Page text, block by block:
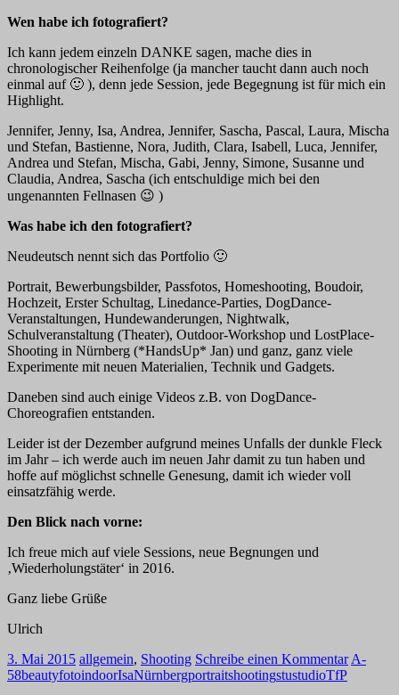
Wen habe ich fotografiert?
Ich kann jedem einzeln DANKE sagen, mache dies in
chronologischer Reihenfolge (ja mancher taucht dann auch noch
einmal auf 🙂 ), denn jede Session, jede Begegnung ist für mich ein
Highlight.
Jennifer, Jenny, Isa, Andrea, Jennifer, Sascha, Pascal, Laura, Mischa
und Stefan, Bastienne, Nora, Judith, Clara, Isabell, Luca, Jennifer,
Andrea und Stefan, Mischa, Gabi, Jenny, Simone, Susanne und
Claudia, Andrea, Sascha (ich entschuldige mich bei den
ungenannten Fellnasen 😉 )
Was habe ich den fotografiert?
Neudeutsch nennt sich das Portfolio 🙂
Portrait, Bewerbungsbilder, Passfotos, Homeshooting, Boudoir,
Hochzeit, Erster Schultag, Linedance-Parties, DogDance-
Veranstaltungen, Hundewanderungen, Nightwalk,
Schulveranstaltung (Theater), Outdoor-Workshop und LostPlace-
Shooting in Nürnberg (*HandsUp* Jan) und ganz, ganz viele
Experimente mit neuen Materialien, Technik und Gadgets.
Daneben sind auch einige Videos z.B. von DogDance-
Choreografien entstanden.
Leider ist der Dezember aufgrund meines Unfalls der dunkle Fleck
im Jahr – ich werde auch im neuen Jahr damit zu tun haben und
hoffe auf möglichst schnelle Genesung, damit ich wieder voll
einsatzfähig werde.
Den Blick nach vorne:
Ich freue mich auf viele Sessions, neue Begnungen und
‚Wiederholungstäter‘ in 2016.
Ganz liebe Grüße
Ulrich
3. Mai 2015 allgemein, Shooting Schreibe einen Kommentar A-
58beautyfotoindoorIsaNürnbergportraitshootingstustudioTfP